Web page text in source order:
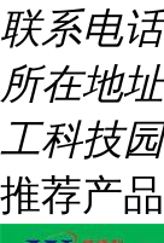
联系电话
所在地址
工科技
推荐产品